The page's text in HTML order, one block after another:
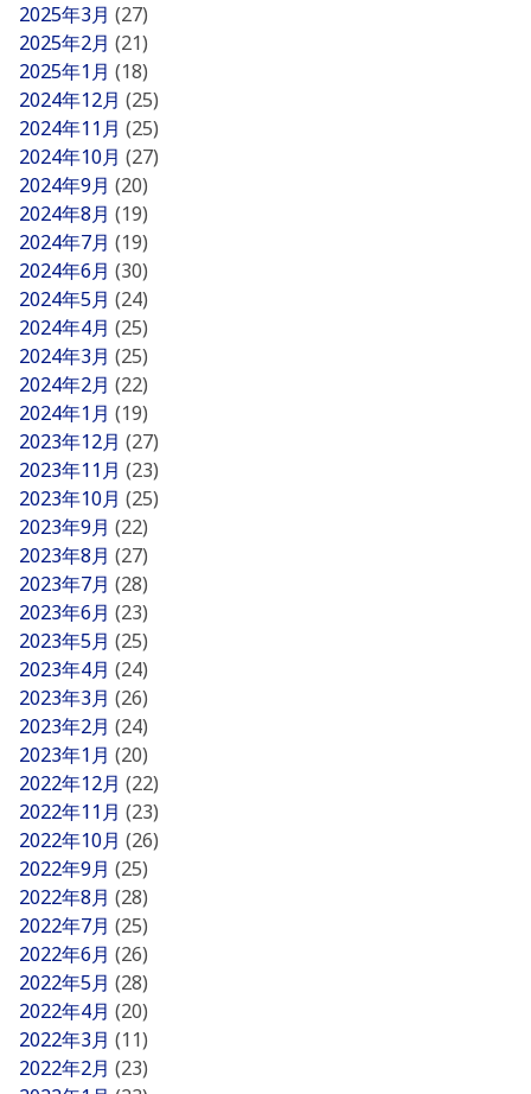
2025年3月 (27)
2025年2月 (21)
2025年1月 (18)
2024年12月 (25)
2024年11月 (25)
2024年10月 (27)
2024年9月 (20)
2024年8月 (19)
2024年7月 (19)
2024年6月 (30)
2024年5月 (24)
2024年4月 (25)
2024年3月 (25)
2024年2月 (22)
2024年1月 (19)
2023年12月 (27)
2023年11月 (23)
2023年10月 (25)
2023年9月 (22)
2023年8月 (27)
2023年7月 (28)
2023年6月 (23)
2023年5月 (25)
2023年4月 (24)
2023年3月 (26)
2023年2月 (24)
2023年1月 (20)
2022年12月 (22)
2022年11月 (23)
2022年10月 (26)
2022年9月 (25)
2022年8月 (28)
2022年7月 (25)
2022年6月 (26)
2022年5月 (28)
2022年4月 (20)
2022年3月 (11)
2022年2月 (23)